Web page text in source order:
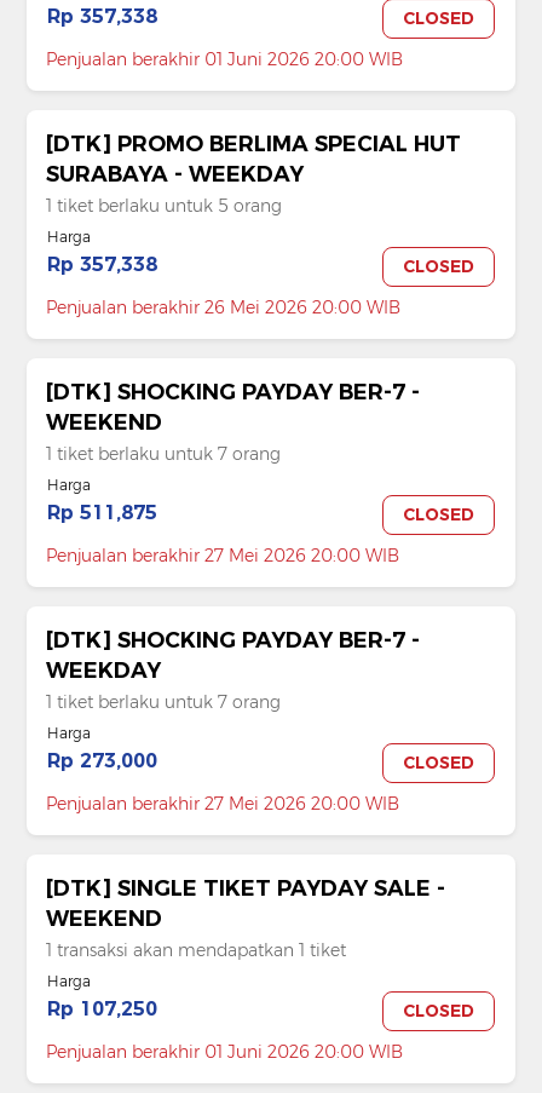
Rp 357,338
CLOSED
Penjualan berakhir 01 Juni 2026 20:00 WIB
[DTK] PROMO BERLIMA SPECIAL HUT
SURABAYA - WEEKDAY
1 tiket berlaku untuk 5 orang
Harga
Rp 357,338
CLOSED
Penjualan berakhir 26 Mei 2026 20:00 WIB
[DTK] SHOCKING PAYDAY BER-7 -
WEEKEND
1 tiket berlaku untuk 7 orang
Harga
Rp 511,875
CLOSED
Penjualan berakhir 27 Mei 2026 20:00 WIB
[DTK] SHOCKING PAYDAY BER-7 -
WEEKDAY
1 tiket berlaku untuk 7 orang
Harga
Rp 273,000
CLOSED
Penjualan berakhir 27 Mei 2026 20:00 WIB
[DTK] SINGLE TIKET PAYDAY SALE -
WEEKEND
1 transaksi akan mendapatkan 1 tiket
Harga
Rp 107,250
CLOSED
Penjualan berakhir 01 Juni 2026 20:00 WIB